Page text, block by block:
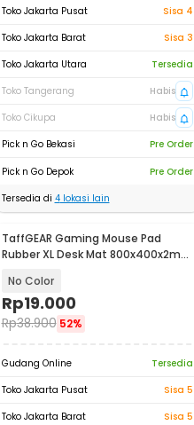
Toko Jakarta Pusat
Sisa 4
Toko Jakarta Barat
Sisa 3
Toko Jakarta Utara
Tersedia
Toko Tangerang
Habis
Toko Cikupa
Habis
Pick n Go Bekasi
Pre Order
Pick n Go Depok
Pre Order
Tersedia di 4lokasi lain
TaffGEAR Gaming Mouse Pad
Rubber XL Desk Mat 800x400x2mm
No Color
Rp19.000
Rp38.900 52%
Gudang Online
Tersedia
Toko Jakarta Pusat
Sisa 5
Toko Jakarta Barat
Sisa 5